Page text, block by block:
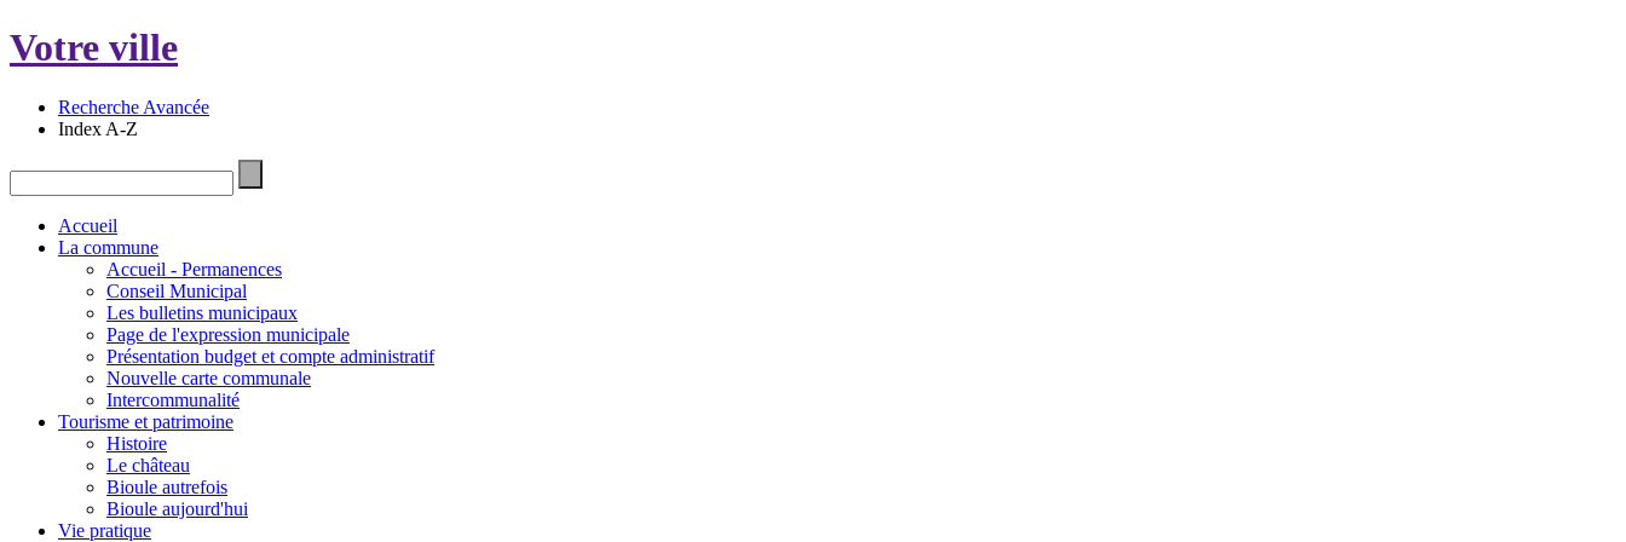
Votre ville
Recherche Avancée
Index A-Z
Accueil
La commune
Accueil - Permanences
Conseil Municipal
Les bulletins municipaux
Page de l'expression municipale
Présentation budget et compte administratif
Nouvelle carte communale
Intercommunalité
Tourisme et patrimoine
Histoire
Le château
Bioule autrefois
Bioule aujourd'hui
Vie pratique